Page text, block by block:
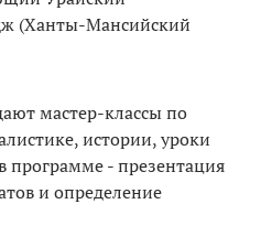
(Ханты-Мансийский
мастер-классы по
истории, уроки
программе - презентация
и определение